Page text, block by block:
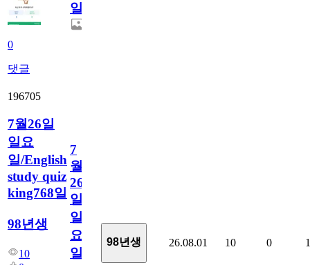
0
댓글
일
196705
7월26일
일요
일/English
study quiz
king768일
98년생
10
7
월
26
일
일
요
일/English
98년생 26.08.01 10 0 1